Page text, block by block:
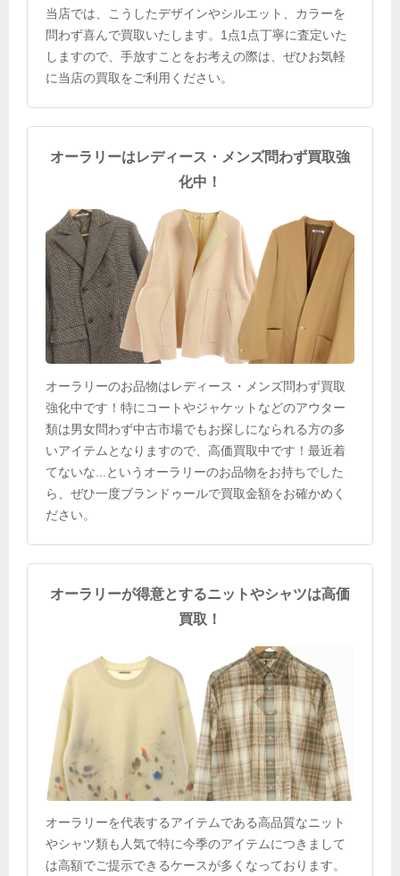
当店では、こうしたデザインやシルエット、カラーを
問わず喜んで買取いたします。1点1点丁寧に査定いた
しますので、手放すことをお考えの際は、ぜひお気軽
に当店の買取をご利用ください。
オーラリーはレディース・メンズ問わず買取強
化中！
オーラリーのお品物はレディース・メンズ問わず買取
強化中です！特にコートやジャケットなどのアウター
類は男女問わず中古市場でもお探しになられる方の多
いアイテムとなりますので、高価買取中です！最近着
てないな...というオーラリーのお品物をお持ちでした
ら、ぜひ一度ブランドゥールで買取金額をお確かめく
ださい。
オーラリーが得意とするニットやシャツは高価
買取！
オーラリーを代表するアイテムである高品質なニット
やシャツ類も人気で特に今季のアイテムにつきまして
は高額でご提示できるケースが多くなっております。